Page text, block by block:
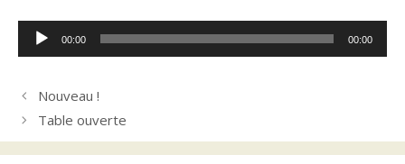
Lecteur
audio
00:00 00:00
Nouveau !
Table ouverte